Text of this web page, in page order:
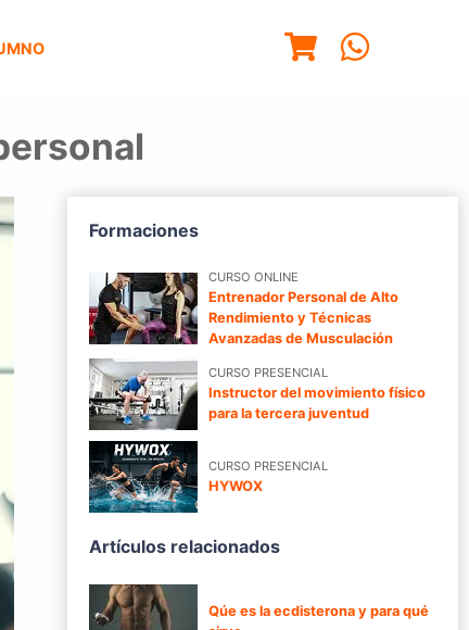
Formaciones
CURSO ONLINE
Entrenador Personal de Alto
Rendimiento y Técnicas
Avanzadas de Musculación
CURSO PRESENCIAL
Instructor del movimiento físico
para la tercera juventud
CURSO PRESENCIAL
HYWOX
Artículos relacionados
Qúe es la ecdisterona y para qué